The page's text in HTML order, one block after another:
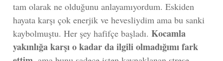
tam olarak ne olduğunu anlayamıyordum. Eskiden
hayata karşı çok enerjik ve hevesliydim ama bu sanki
kaybolmuştu. Her şey hafifçe başladı. Kocamla
yakınlığa karşı o kadar da ilgili olmadığımı fark